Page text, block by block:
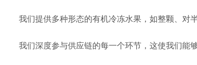
我们提供多种形态的有机冷冻水果，如整颗、对
我们深度参与供应链的每一个环节，这使我们能